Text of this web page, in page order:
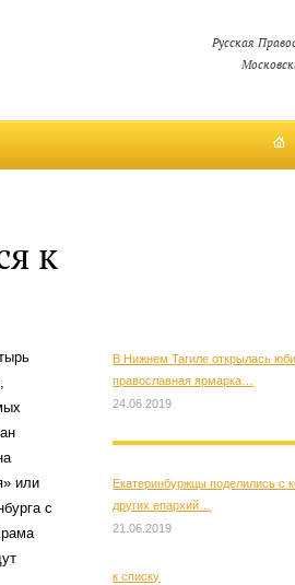
Русская
к
или
с
В Нижнем Тагиле открылась
православная ярмарка…
24.06.2019
Екатеринбуржцы поделились с
других епархий…
21.06.2019
к списку